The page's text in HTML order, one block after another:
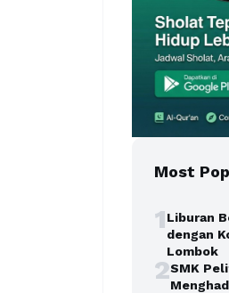
Most
1Liburan
dengan
Lombok
2SMK